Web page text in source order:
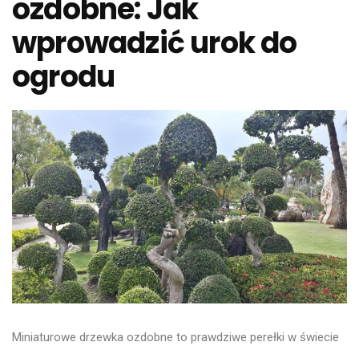
ozdobne: Jak
wprowadzić urok do
ogrodu
Miniaturowe drzewka ozdobne to prawdziwe perełki w świecie